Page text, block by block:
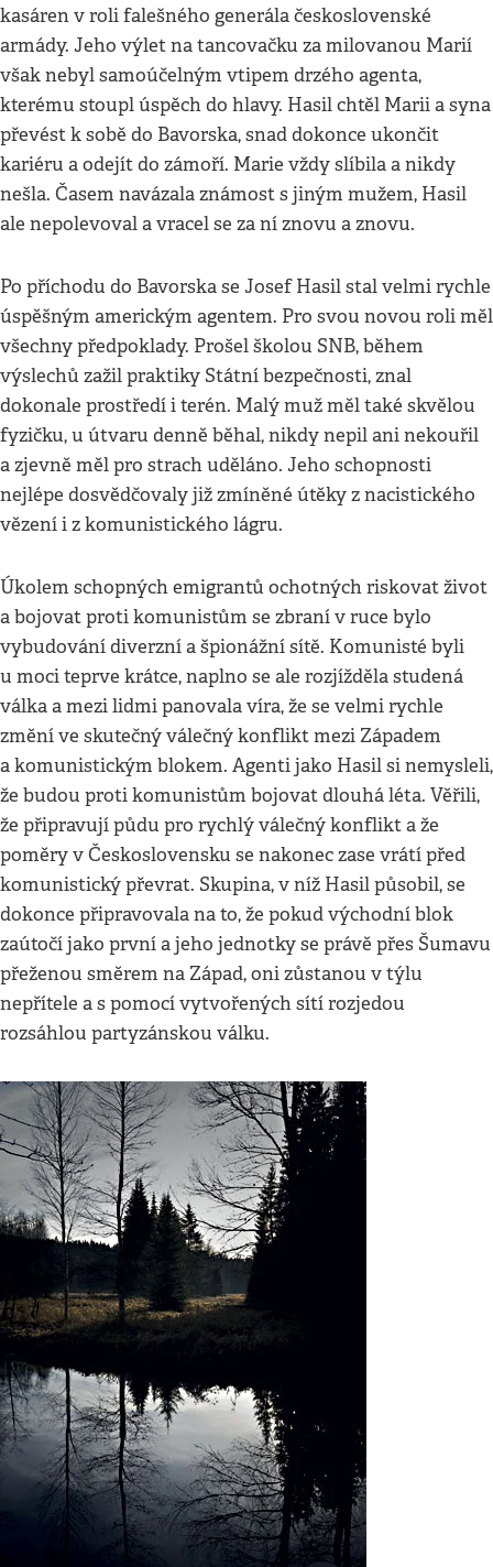
kasáren v roli falešného generála československé
armády. Jeho výlet na tancovačku za milovanou Marií
však nebyl samoúčelným vtipem drzého agenta,
kterému stoupl úspěch do hlavy. Hasil chtěl Marii a syna
převést k sobě do Bavorska, snad dokonce ukončit
kariéru a odejít do zámoří. Marie vždy slíbila a nikdy
nešla. Časem navázala známost s jiným mužem, Hasil
ale nepolevoval a vracel se za ní znovu a znovu.
Po příchodu do Bavorska se Josef Hasil stal velmi rychle
úspěšným americkým agentem. Pro svou novou roli měl
všechny předpoklady. Prošel školou SNB, během
výslechů zažil praktiky Státní bezpečnosti, znal
dokonale prostředí i terén. Malý muž měl také skvělou
fyzičku, u útvaru denně běhal, nikdy nepil ani nekouřil
a zjevně měl pro strach uděláno. Jeho schopnosti
nejlépe dosvědčovaly již zmíněné útěky z nacistického
vězení i z komunistického lágru.
Úkolem schopných emigrantů ochotných riskovat život
a bojovat proti komunistům se zbraní v ruce bylo
vybudování diverzní a špionážní sítě. Komunisté byli
u moci teprve krátce, naplno se ale rozjížděla studená
válka a mezi lidmi panovala víra, že se velmi rychle
změní ve skutečný válečný konflikt mezi Západem
a komunistickým blokem. Agenti jako Hasil si nemysleli,
že budou proti komunistům bojovat dlouhá léta. Věřili,
že připravují půdu pro rychlý válečný konflikt a že
poměry v Československu se nakonec zase vrátí před
komunistický převrat. Skupina, v níž Hasil působil, se
dokonce připravovala na to, že pokud východní blok
zaútočí jako první a jeho jednotky se právě přes Šumavu
přeženou směrem na Západ, oni zůstanou v týlu
nepřítele a s pomocí vytvořených sítí rozjedou
rozsáhlou partyzánskou válku.